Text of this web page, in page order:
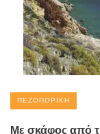
ΠΕΖΟΠΟΡΙΚΉ
Με σκάφος από